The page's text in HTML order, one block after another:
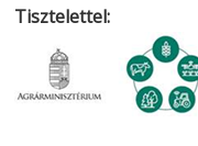
Tisztelettel: